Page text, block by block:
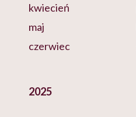
kwiecień
maj
czerwiec
2025